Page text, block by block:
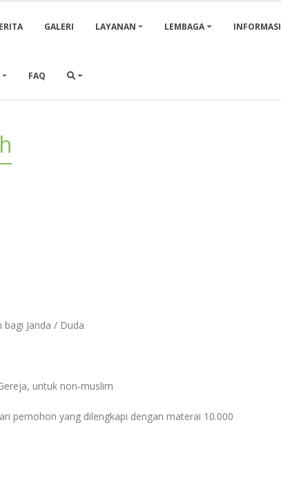
GALERI LAYANAN LEMBAGA INFORMASI
FAQ
bagi Janda / Duda
untuk non-muslim
pemohon yang dilengkapi dengan materai 10.000